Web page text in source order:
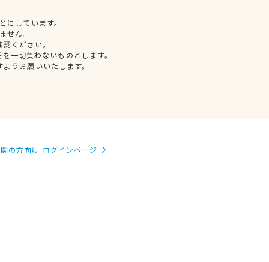
しています。
せん。
ください。
一切負わないものとします。
うお願いいたします。
の方向け ログインページ